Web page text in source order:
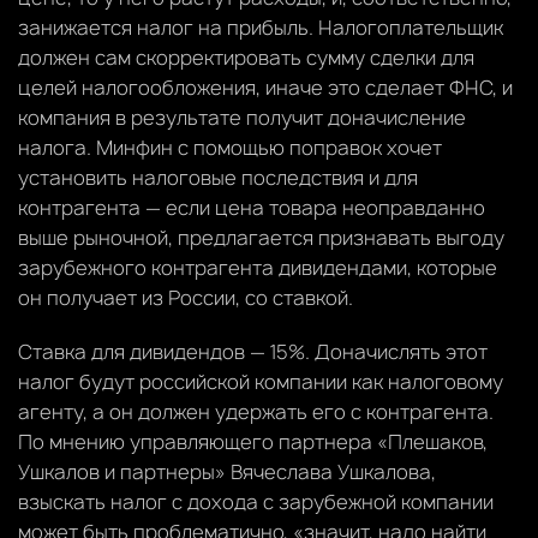
занижается налог на прибыль. Налогоплательщик
должен сам скорректировать сумму сделки для
целей налогообложения, иначе это сделает ФНС, и
компания в результате получит доначисление
налога. Минфин с помощью поправок хочет
установить налоговые последствия и для
контрагента — если цена товара неоправданно
выше рыночной, предлагается признавать выгоду
зарубежного контрагента дивидендами, которые
он получает из России, со ставкой.
Ставка для дивидендов — 15%. Доначислять этот
налог будут российской компании как налоговому
агенту, а он должен удержать его с контрагента.
По мнению управляющего партнера «Плешаков,
Ушкалов и партнеры» Вячеслава Ушкалова,
взыскать налог с дохода с зарубежной компании
может быть проблематично, «значит, надо найти